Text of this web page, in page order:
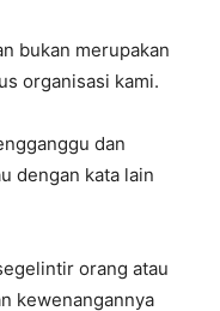
bukan merupakan
organisasi kami.
dan
dengan kata lain
orang atau
kewenangannya